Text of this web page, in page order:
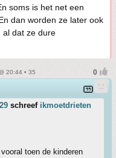
soms is het net een
dan worden ze later ook
al dat ze dure
20:44 • 35
schreef ikmoetdrieten
toen de kinderen